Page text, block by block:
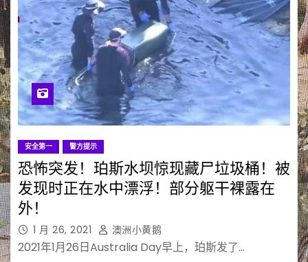
安全第一 警方提示
恐怖突发！珀斯水坝惊现藏尸垃圾桶！被
发现时正在水中漂浮！部分躯干裸露在
外！
1 月 26, 2021 澳洲小黄鹅
2021年1月26日Australia Day早上，珀斯发了…